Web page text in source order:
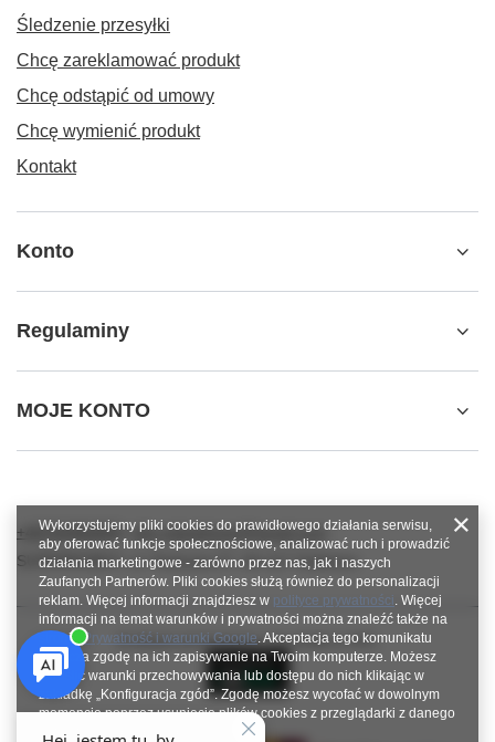
Śledzenie przesyłki
Chcę zareklamować produkt
Chcę odstąpić od umowy
Chcę wymienić produkt
Kontakt
Konto
Regulaminy
MOJE KONTO
+48784966809
info.robotshops@gmail.com
SUPERROBOT,ul. Parkowa 27,64-117Gołanice
W sklepie prezentujemy ceny brutto (z VAT).
Wykorzystujemy pliki cookies do prawidłowego działania serwisu,
aby oferować funkcje społecznościowe, analizować ruch i prowadzić
działania marketingowe - zarówno przez nas, jak i naszych
Zaufanych Partnerów. Pliki cookies służą również do personalizacji
reklam. Więcej informacji znajdziesz w polityce prywatności. Więcej
informacji na temat warunków i prywatności można znaleźć także na
stronie Prywatność i warunki Google. Akceptacja tego komunikatu
oznacza zgodę na ich zapisywanie na Twoim komputerze. Możesz
określić warunki przechowywania lub dostępu do nich klikając w
zakładkę „Konfiguracja zgód”. Zgodę możesz wycofać w dowolnym
momencie poprzez usunięcie plików cookies z przeglądarki z danego
urządzenia końcowego.